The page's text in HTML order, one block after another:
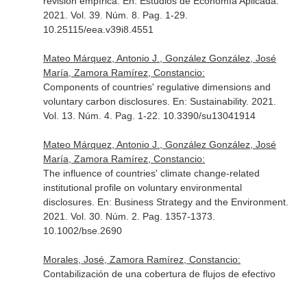
2021. Vol. 39. Núm. 8. Pag. 1-29.
10.25115/eea.v39i8.4551
Mateo Márquez, Antonio J., González González, José
María, Zamora Ramírez, Constancio:
Components of countries' regulative dimensions and
voluntary carbon disclosures. En: Sustainability. 2021.
Vol. 13. Núm. 4. Pag. 1-22. 10.3390/su13041914
Mateo Márquez, Antonio J., González González, José
María, Zamora Ramírez, Constancio:
The influence of countries' climate change-related
institutional profile on voluntary environmental
disclosures. En: Business Strategy and the Environment.
2021. Vol. 30. Núm. 2. Pag. 1357-1373.
10.1002/bse.2690
Morales, José, Zamora Ramírez, Constancio:
Contabilización de una cobertura de flujos de efectivo